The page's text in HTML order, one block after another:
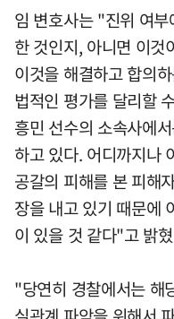
임 변호사는 "진위 여
한 것인지, 아니면 이것
이것을 해결하고 합의
법적인 평가를 달리할
흥민 선수의 소속사에
하고 있다. 어디까지나
공갈의 피해를 본 피해
장을 내고 있기 때문에
이 있을 것 같다"고 밝
"당연히 경찰에서는 해